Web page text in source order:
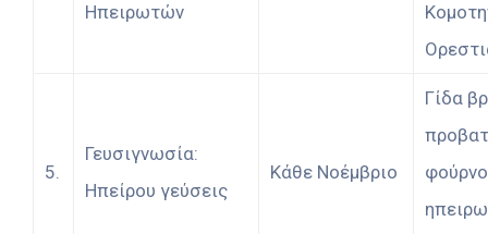
Ηπειρωτών
5.
Γευσιγνωσία:
Ηπείρου γεύσεις
Κάθε Νοέμβριο
Γίδα